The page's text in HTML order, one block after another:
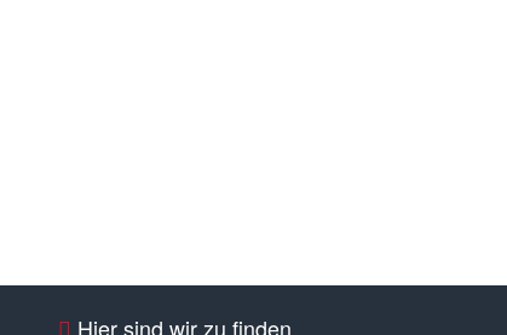
Hier sind wir zu finden